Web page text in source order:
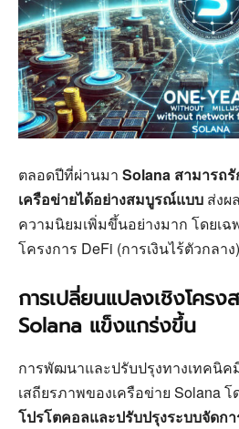
ตลอดปีที่ผ่านมา Solana สามารถ
เครือข่ายได้อย่างสมบูรณ์แบบ ส่งผ
ความนิยมเพิ่มขึ้นอย่างมาก โดยเ
โครงการ DeFi (การเงินไร้ตัวกลา
การเปลี่ยนแปลงเชิงโครง
Solana แข็งแกร่งขึ้น
การพัฒนาและปรับปรุงทางเทคนิ
เสถียรภาพของเครือข่าย Solana
โปรโตคอลและปรับปรุงระบบจัดก